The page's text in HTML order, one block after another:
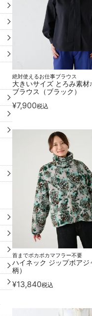
絶対使えるお仕事ブラウス
大きいサイズ とろみ素材
ブラウス（ブラック）
¥7,900税込
首までポカポカマフラー不要
ハイネック ジップボアジ
柄）
¥13,840税込